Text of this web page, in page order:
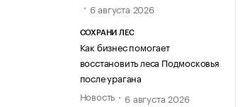
6 августа 2026
СОХРАНИ ЛЕС
Как бизнес помогает
восстановить леса Подмосковья
после урагана
Новость
6 августа 2026